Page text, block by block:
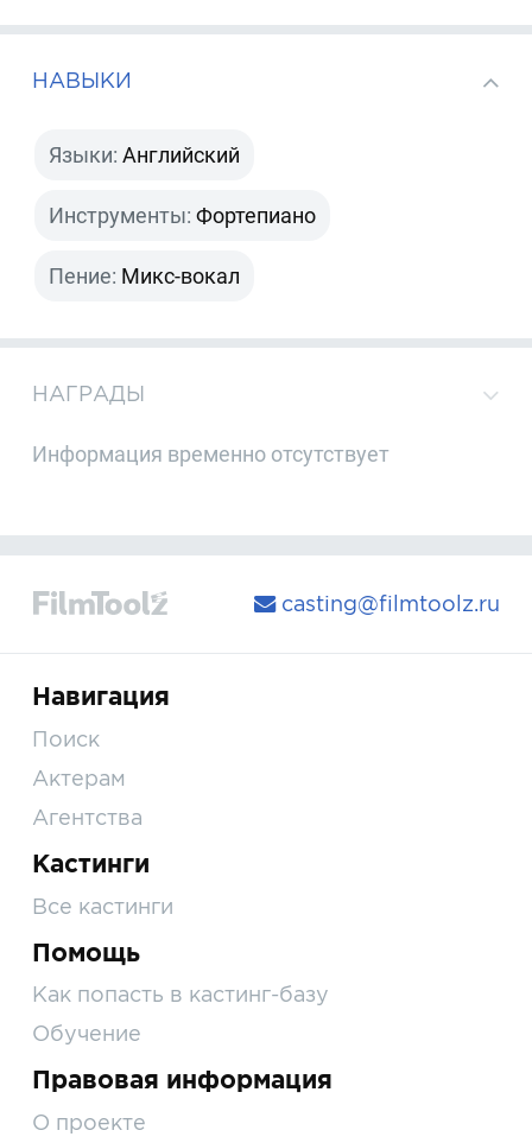
НАВЫКИ
Языки: Английский
Инструменты: Фортепиано
Пение: Микс-вокал
НАГРАДЫ
Информация временно отсутствует
casting@filmtoolz.ru
Навигация
Поиск
Актерам
Агентства
Кастинги
Все кастинги
Помощь
Как попасть в кастинг-базу
Обучение
Правовая информация
О проекте